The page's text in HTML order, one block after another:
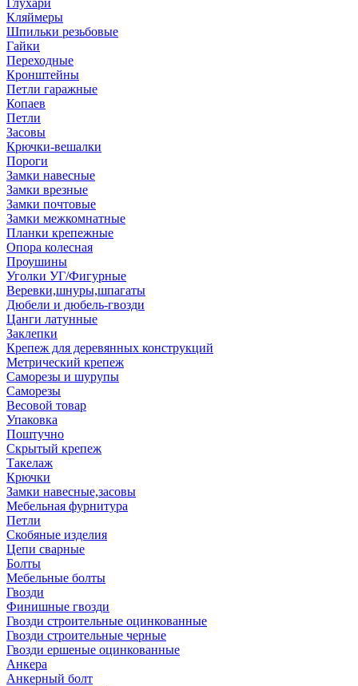
Глухари
Кляймеры
Шпильки резьбовые
Гайки
Переходные
Кронштейны
Петли гаражные
Копаев
Петли
Засовы
Крючки-вешалки
Пороги
Замки навесные
Замки врезные
Замки почтовые
Замки межкомнатные
Планки крепежные
Опора колесная
Проушины
Уголки УГ/Фигурные
Веревки,шнуры,шпагаты
Дюбели и дюбель-гвозди
Цанги латунные
Заклепки
Крепеж для деревянных конструкций
Метрический крепеж
Саморезы и шурупы
Саморезы
Весовой товар
Упаковка
Поштучно
Скрытый крепеж
Такелаж
Крючки
Замки навесные,засовы
Мебельная фурнитура
Петли
Скобяные изделия
Цепи сварные
Болты
Мебельные болты
Гвозди
Финишные гвозди
Гвозди строительные оцинкованные
Гвозди строительные черные
Гвозди ершеные оцинкованные
Анкера
Анкерный болт